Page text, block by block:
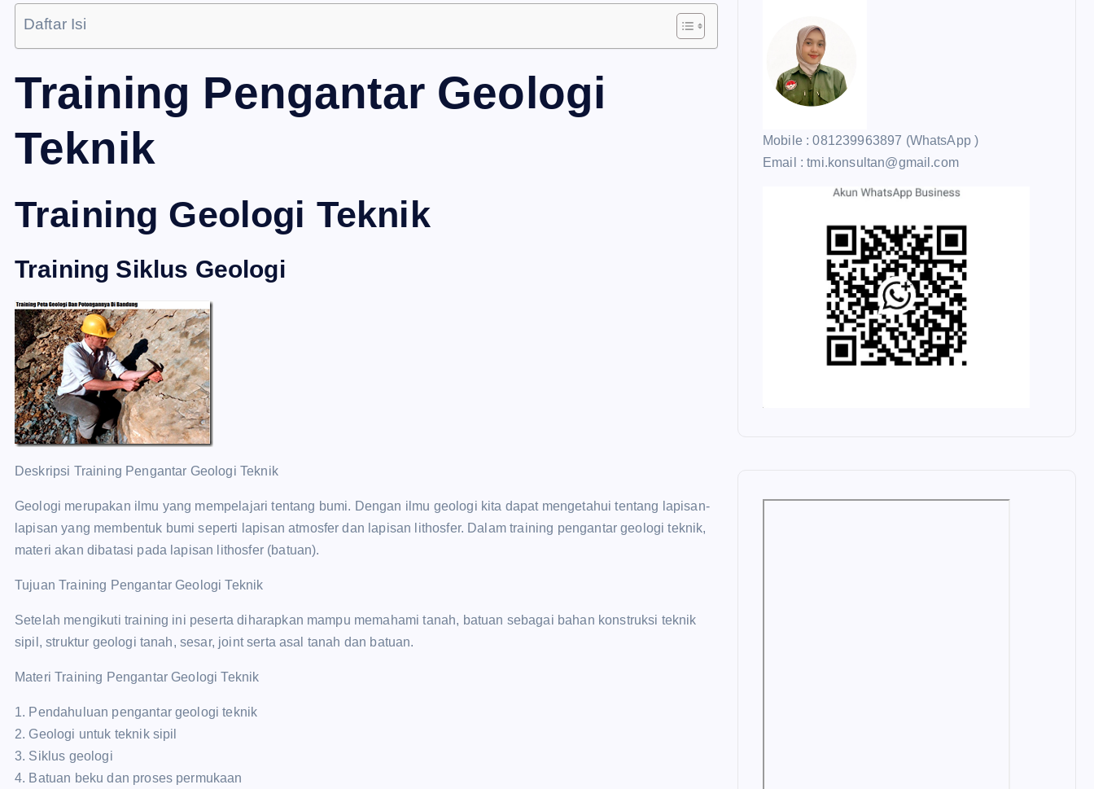
Daftar Isi
Training Pengantar Geologi
Teknik
Training Geologi Teknik
Training Siklus Geologi
Deskripsi Training Pengantar Geologi Teknik
Geologi merupakan ilmu yang mempelajari tentang bumi. Dengan ilmu geologi kita dapat mengetahui tentang lapisan-
lapisan yang membentuk bumi seperti lapisan atmosfer dan lapisan lithosfer. Dalam training pengantar geologi teknik,
materi akan dibatasi pada lapisan lithosfer (batuan).
Tujuan Training Pengantar Geologi Teknik
Setelah mengikuti training ini peserta diharapkan mampu memahami tanah, batuan sebagai bahan konstruksi teknik
sipil, struktur geologi tanah, sesar, joint serta asal tanah dan batuan.
Materi Training Pengantar Geologi Teknik
1. Pendahuluan pengantar geologi teknik
2. Geologi untuk teknik sipil
3. Siklus geologi
4. Batuan beku dan proses permukaan
Mobile : 081239963897 (WhatsApp )
Email : tmi.konsultan@gmail.com